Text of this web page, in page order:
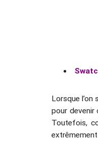
Lorsque
pour devenir
Toutefois,